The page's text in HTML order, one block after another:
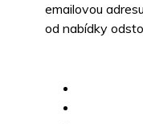
emailovou
od nabídky